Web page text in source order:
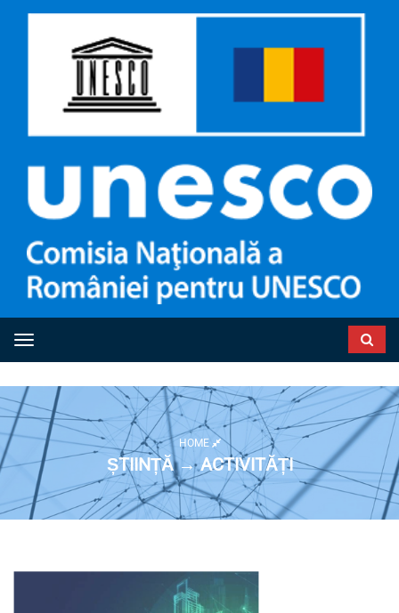
Toggle navigation
HOME
ȘTIINȚĂ → ACTIVITĂȚI